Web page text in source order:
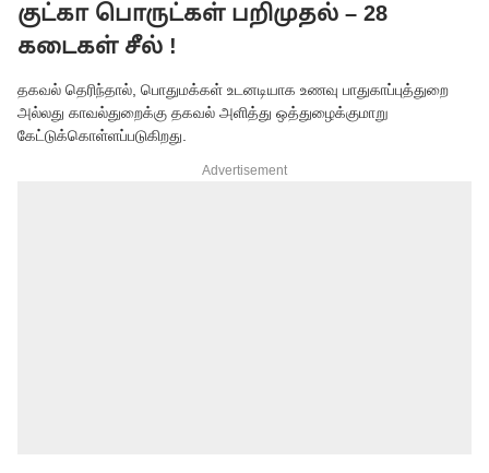
குட்கா பொருட்கள் பறிமுதல் – 28
கடைகள் சீல் !
தகவல் தெரிந்தால், பொதுமக்கள் உடனடியாக உணவு பாதுகாப்புத்துறை
அல்லது காவல்துறைக்கு தகவல் அளித்து ஒத்துழைக்குமாறு
கேட்டுக்கொள்ளப்படுகிறது.
Advertisement